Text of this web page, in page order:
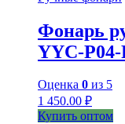
Фонарь
YYC-
Оценка 0 из 5
1 450.00 ₽
Купить оптом